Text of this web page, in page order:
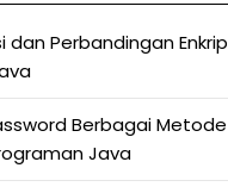
Perbandingan
Berbagai Metode
Java